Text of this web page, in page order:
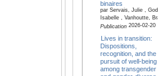
binaires
par Servais, Julie ,
Isabelle , Vanhoutte,
Publication2026-02-20
Lives in transition:
Dispositions,
recognition, and the
pursuit of well-being
among transgender